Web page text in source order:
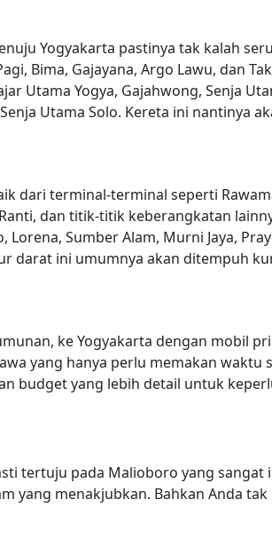
Yogyakarta pastinya tak kalah
Bima, Gajayana, Argo Lawu, dan
Utama Yogya, Gajahwong, Senja
Utama Solo. Kereta ini nantinya
dari terminal-terminal seperti
dan titik-titik keberangkatan
Sumber Alam, Murni Jaya,
darat ini umumnya akan ditempuh
ke Yogyakarta dengan mobil
yang hanya perlu memakan waktu
budget yang lebih detail untuk
tertuju pada Malioboro yang sangat
yang menakjubkan. Bahkan Anda